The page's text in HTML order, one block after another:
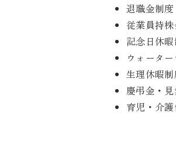
退職金制度
従業員持
記念日休
ウォータ
生理休暇
慶弔金・
育児・介